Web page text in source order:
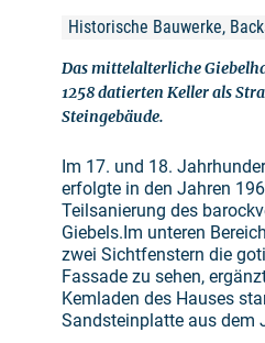
Historische Bauwerke,
Das mittelalterliche
1258 datierten Keller als
Steingebäude.
Im 17. und 18.
erfolgte in den Jahren
Teilsanierung des
Giebels.Im unteren
zwei Sichtfenstern die
Fassade zu sehen,
Kemladen des Hauses
Sandsteinplatte aus dem